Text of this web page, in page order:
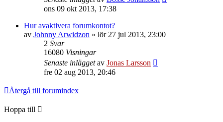
ons 09 okt 2013, 17:38
Hur avaktivera forumkontot?
av Johnny Arwidzon » lör 27 jul 2013, 23:00
2 Svar
16080 Visningar
Senaste inläggetav Jonas Larsson
fre 02 aug 2013, 20:46
Återgå till forumindex
Hoppa till